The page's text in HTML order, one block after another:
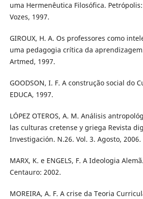
uma Hermenêutica Filosófica.
Vozes, 1997.
GIROUX, H. A. Os professores como
uma pedagogia crítica da
Artmed, 1997.
GOODSON, I. F. A construção social do
EDUCA, 1997.
LÓPEZ OTEROS, A. M. Análisis
las culturas cretense y griega Revista
Investigación. N.26. Vol. 3. Agosto, 2006.
MARX, K. e ENGELS, F. A Ideologia
Centauro: 2002.
MOREIRA, A. F. A crise da Teoria